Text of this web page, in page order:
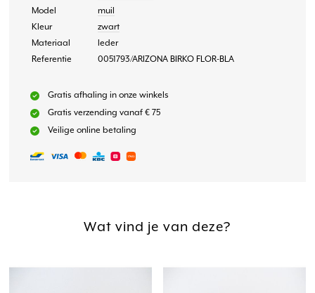
Model
muil
Kleur
zwart
Materiaal
leder
Referentie
0051793/ARIZONA BIRKO FLOR-BLA
Gratis afhaling in onze winkels
Gratis verzending vanaf € 75
Veilige online betaling
Wat vind je van deze?